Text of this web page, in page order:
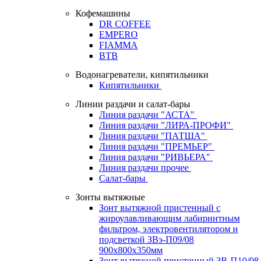
Кофемашины
DR COFFEE
EMPERO
FIAMMA
BTB
Водонагреватели, кипятильники
Кипятильники
Линии раздачи и салат-бары
Линия раздачи "АСТА"
Линия раздачи "ЛИРА-ПРОФИ"
Линия раздачи "ПАТША"
Линия раздачи "ПРЕМЬЕР"
Линия раздачи "РИВЬЕРА"
Линия раздачи прочее
Салат-бары
Зонты вытяжные
Зонт вытяжной пристенный с
жироулавливающим лабиринтным
фильтром, электровентилятором и
подсветкой ЗВэ-П09/08
900х800х350мм